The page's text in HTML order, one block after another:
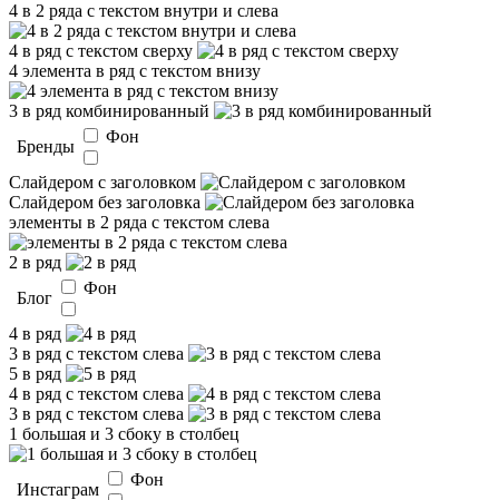
4 в 2 ряда с текстом внутри и слева
4 в ряд с текстом сверху
4 элемента в ряд с текстом внизу
3 в ряд комбинированный
Бренды
Фон
Слайдером c заголовком
Слайдером без заголовка
элементы в 2 ряда с текстом слева
2 в ряд
Блог
Фон
4 в ряд
3 в ряд с текстом слева
5 в ряд
4 в ряд с текстом слева
3 в ряд с текстом слева
1 большая и 3 сбоку в столбец
Инстаграм
Фон